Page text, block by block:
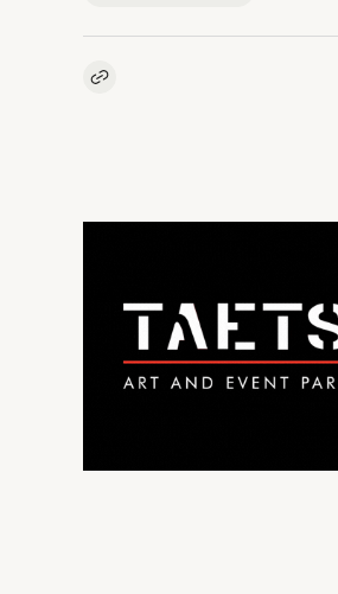
Kopieer link naar artikel